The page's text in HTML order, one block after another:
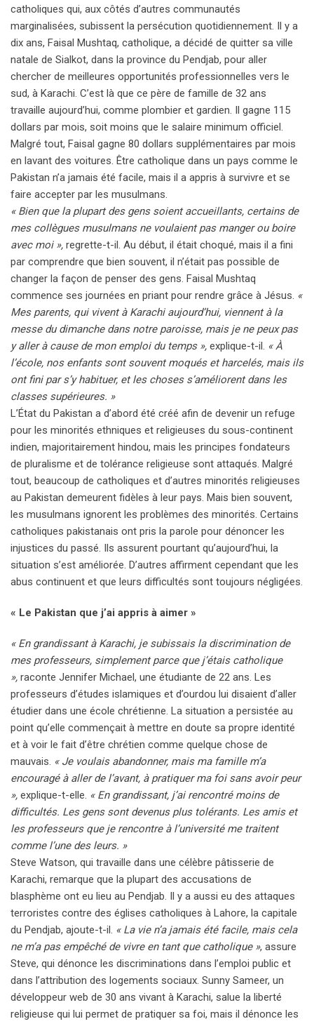
catholiques qui, aux côtés d’autres communautés
marginalisées, subissent la persécution quotidiennement. Il y a
dix ans, Faisal Mushtaq, catholique, a décidé de quitter sa ville
natale de Sialkot, dans la province du Pendjab, pour aller
chercher de meilleures opportunités professionnelles vers le
sud, à Karachi. C’est là que ce père de famille de 32 ans
travaille aujourd’hui, comme plombier et gardien. Il gagne 115
dollars par mois, soit moins que le salaire minimum officiel.
Malgré tout, Faisal gagne 80 dollars supplémentaires par mois
en lavant des voitures. Être catholique dans un pays comme le
Pakistan n’a jamais été facile, mais il a appris à survivre et se
faire accepter par les musulmans.
« Bien que la plupart des gens soient accueillants, certains de
mes collègues musulmans ne voulaient pas manger ou boire
avec moi », regrette-t-il. Au début, il était choqué, mais il a fini
par comprendre que bien souvent, il n’était pas possible de
changer la façon de penser des gens. Faisal Mushtaq
commence ses journées en priant pour rendre grâce à Jésus. «
Mes parents, qui vivent à Karachi aujourd’hui, viennent à la
messe du dimanche dans notre paroisse, mais je ne peux pas
y aller à cause de mon emploi du temps », explique-t-il. « À
l’école, nos enfants sont souvent moqués et harcelés, mais ils
ont fini par s’y habituer, et les choses s’améliorent dans les
classes supérieures. »
L’État du Pakistan a d’abord été créé afin de devenir un refuge
pour les minorités ethniques et religieuses du sous-continent
indien, majoritairement hindou, mais les principes fondateurs
de pluralisme et de tolérance religieuse sont attaqués. Malgré
tout, beaucoup de catholiques et d’autres minorités religieuses
au Pakistan demeurent fidèles à leur pays. Mais bien souvent,
les musulmans ignorent les problèmes des minorités. Certains
catholiques pakistanais ont pris la parole pour dénoncer les
injustices du passé. Ils assurent pourtant qu’aujourd’hui, la
situation s’est améliorée. D’autres affirment cependant que les
abus continuent et que leurs difficultés sont toujours négligées.
« Le Pakistan que j’ai appris à aimer »
« En grandissant à Karachi, je subissais la discrimination de
mes professeurs, simplement parce que j’étais catholique
», raconte Jennifer Michael, une étudiante de 22 ans. Les
professeurs d’études islamiques et d’ourdou lui disaient d’aller
étudier dans une école chrétienne. La situation a persistée au
point qu’elle commençait à mettre en doute sa propre identité
et à voir le fait d’être chrétien comme quelque chose de
mauvais. « Je voulais abandonner, mais ma famille m’a
encouragé à aller de l’avant, à pratiquer ma foi sans avoir peur
», explique-t-elle. « En grandissant, j’ai rencontré moins de
difficultés. Les gens sont devenus plus tolérants. Les amis et
les professeurs que je rencontre à l’université me traitent
comme l’une des leurs. »
Steve Watson, qui travaille dans une célèbre pâtisserie de
Karachi, remarque que la plupart des accusations de
blasphème ont eu lieu au Pendjab. Il y a aussi eu des attaques
terroristes contre des églises catholiques à Lahore, la capitale
du Pendjab, ajoute-t-il. « La vie n’a jamais été facile, mais cela
ne m’a pas empêché de vivre en tant que catholique », assure
Steve, qui dénonce les discriminations dans l’emploi public et
dans l’attribution des logements sociaux. Sunny Sameer, un
développeur web de 30 ans vivant à Karachi, salue la liberté
religieuse qui lui permet de pratiquer sa foi, mais il dénonce les